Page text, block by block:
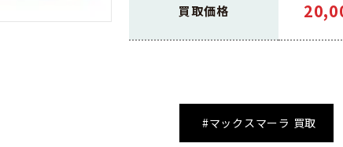
買取価格
#マックスマーラ 買取